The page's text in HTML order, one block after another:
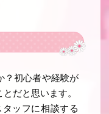
？初心者や経験が
だと思います。
ッフに相談する